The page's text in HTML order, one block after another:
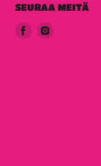
SEURAA MEITÄ
LöydäLöydä